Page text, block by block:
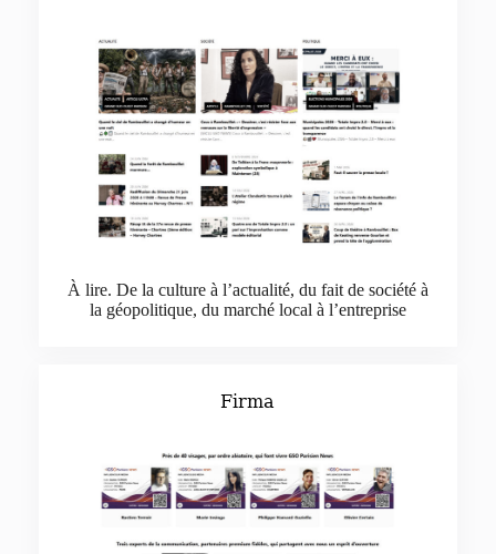
À lire. De la culture à l’actualité, du fait de société à
la géopolitique, du marché local à l’entreprise
Firma